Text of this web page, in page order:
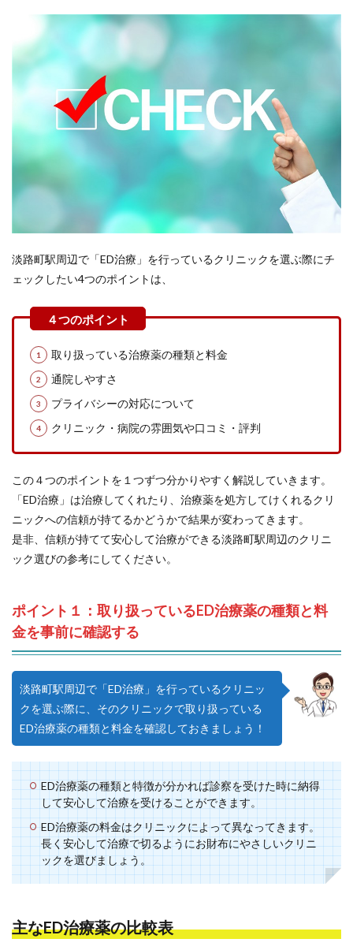
淡路町駅周辺で「ED治療」を行っているクリニックを選ぶ際にチ
ェックしたい4つのポイントは、
取り扱っている治療薬の種類と料金
通院しやすさ
プライバシーの対応について
クリニック・病院の雰囲気や口コミ・評判
この４つのポイントを１つずつ分かりやすく解説していきます。
「ED治療」は治療してくれたり、治療薬を処方してけくれるクリ
ニックへの信頼が持てるかどうかで結果が変わってきます。
是非、信頼が持てて安心して治療ができる淡路町駅周辺のクリニ
ック選びの参考にしてください。
ポイント１：取り扱っているED治療薬の種類と料
金を事前に確認する
淡路町駅周辺で「ED治療」を行っているクリニッ
クを選ぶ際に、そのクリニックで取り扱っている
ED治療薬の種類と料金を確認しておきましょう！
ED治療薬の種類と特徴が分かれば診察を受けた時に納得
して安心して治療を受けることができます。
ED治療薬の料金はクリニックによって異なってきます。
長く安心して治療で切るようにお財布にやさしいクリニ
ックを選びましょう。
主なED治療薬の比較表